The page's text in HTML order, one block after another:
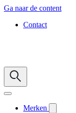
Ga naar de content
Contact
Merken